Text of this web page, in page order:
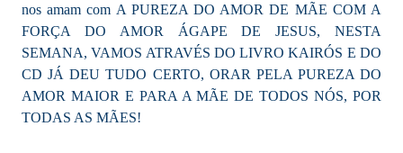
nos amam com A PUREZA DO AMOR DE MÃE COM A
FORÇA DO AMOR ÁGAPE DE JESUS, NESTA
SEMANA, VAMOS ATRAVÉS DO LIVRO KAIRÓS E DO
CD JÁ DEU TUDO CERTO, ORAR PELA PUREZA DO
AMOR MAIOR E PARA A MÃE DE TODOS NÓS, POR
TODAS AS MÃES!